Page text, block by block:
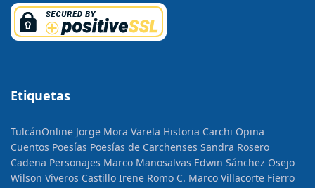
Etiquetas
TulcánOnline Jorge Mora Varela Historia Carchi Opina
Cuentos Poesías Poesías de Carchenses Sandra Rosero
Cadena Personajes Marco Manosalvas Edwin Sánchez Osejo
Wilson Viveros Castillo Irene Romo C. Marco Villacorte Fierro